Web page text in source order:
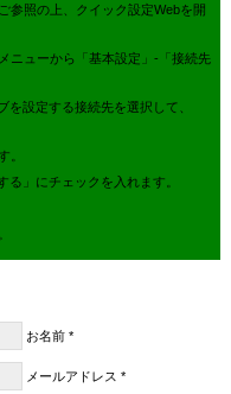
参照の上、クイック設定Webを開
ニューから「基本設定」-「接続先
を設定する接続先を選択して、
。
る」にチェックを入れます。
お名前 *
メールアドレス *